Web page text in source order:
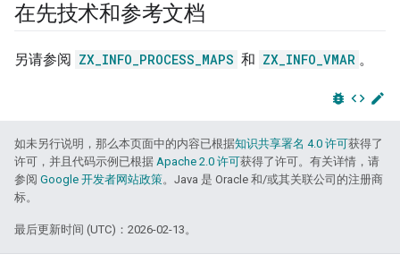
在先技术和参考文档
另请参阅 ZX_INFO_PROCESS_MAPS 和 ZX_INFO_VMAR 。
bug_report code edit
如未另行说明，那么本页面中的内容已根据知识共享署名 4.0 许可获得了
许可，并且代码示例已根据 Apache 2.0 许可获得了许可。有关详情，请
参阅 Google 开发者网站政策。Java 是 Oracle 和/或其关联公司的注册商
标。
最后更新时间 (UTC)：2026-02-13。